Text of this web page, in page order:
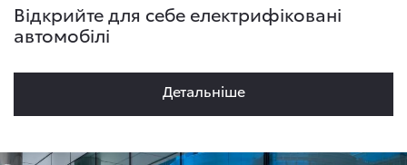
Відкрийте для себе електрифіковані
автомобілі
Детальнiше